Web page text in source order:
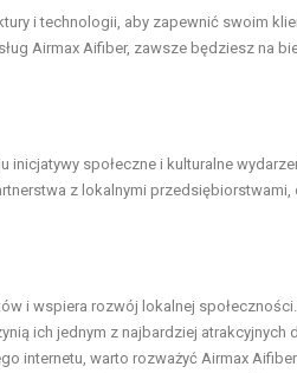
i technologii, aby zapewnić swoim
Airmax Aifiber, zawsze będziesz na
społeczne i kulturalne
z lokalnymi przedsiębiorstwami,
i wspiera rozwój lokalnej
ich jednym z najbardziej atrakcyjnych
internetu, warto rozważyć Airmax